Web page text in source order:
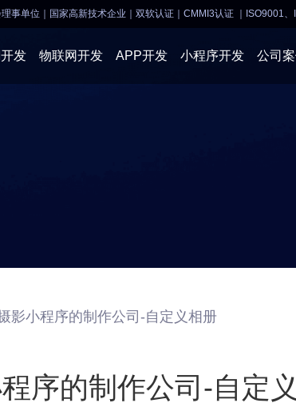
事单位 国家高新技术企业｜双软认证｜CMMI3认证 ｜ISO9001
发 物联网开发 APP开发 小程序开发 公司案
影小程序的制作公司-自定义相册
序的制作公司-自定